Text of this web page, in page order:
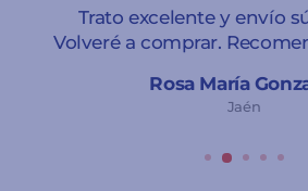
Trato excelente y envío
Volveré a comprar.
Rosa María
Jaén